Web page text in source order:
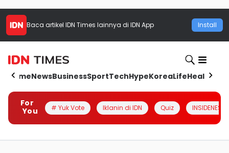
Baca artikel IDN Times lainnya di IDN App Install
HomeNewsBusinessSportTechHypeKoreaLifeHealth
For
You
# Yuk Vote Iklanin di IDN Quiz INSIDENESIA